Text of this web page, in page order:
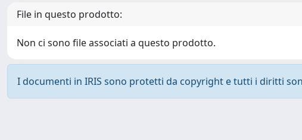
File in questo prodotto:
Non ci sono file associati a questo prodotto.
I documenti in IRIS sono protetti da copyright e tutti i diritti